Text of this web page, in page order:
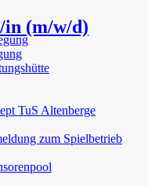
TuS Altenberge
zum Spielbetrieb
in (m/w/d)